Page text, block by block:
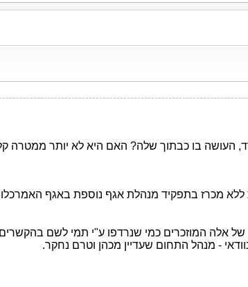
בו כבתוך שלה? האם היא לא יותר ממטרה
מכרז בתפקיד מנהלת אגף נוספת באגף
של אלה המוזכרים כמי שנרדפו ע"י תמי לשם
- מנהל התחום שעדיין מכהן וטרם נחקר.